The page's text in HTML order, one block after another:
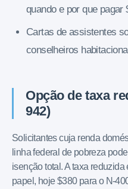
quando e por que pagar
Cartas de assistentes
conselheiros
Opção de taxa
942)
Solicitantes cuja renda
linha federal de pobreza
isenção total. A taxa
papel, hoje $380 para o N-